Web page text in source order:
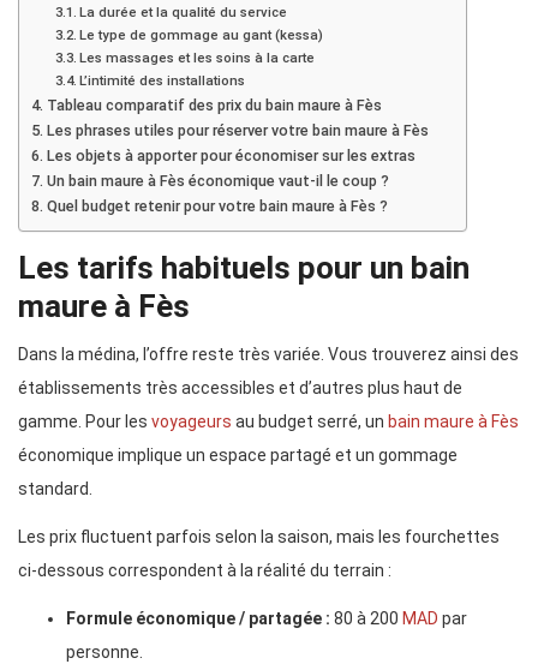
La durée et la qualité du service
Le type de gommage au gant (kessa)
Les massages et les soins à la carte
L’intimité des installations
Tableau comparatif des prix du bain maure à Fès
Les phrases utiles pour réserver votre bain maure à Fès
Les objets à apporter pour économiser sur les extras
Un bain maure à Fès économique vaut-il le coup ?
Quel budget retenir pour votre bain maure à Fès ?
Les tarifs habituels pour un bain
maure à Fès
Dans la médina, l’offre reste très variée. Vous trouverez ainsi des
établissements très accessibles et d’autres plus haut de
gamme. Pour les voyageurs au budget serré, un bain maure à Fès
économique implique un espace partagé et un gommage
standard.
Les prix fluctuent parfois selon la saison, mais les fourchettes
ci-dessous correspondent à la réalité du terrain :
Formule économique / partagée : 80 à 200 MAD par
personne.